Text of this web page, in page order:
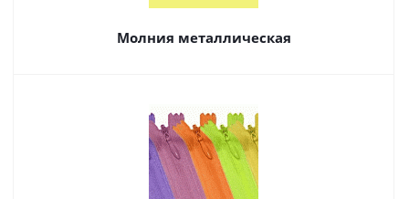
Молния металлическая